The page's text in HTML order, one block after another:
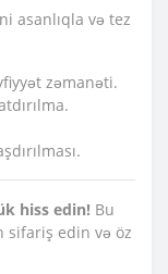
asanlıqla və tez
zəmanəti.
hiss edin! Bu
sifariş edin və öz